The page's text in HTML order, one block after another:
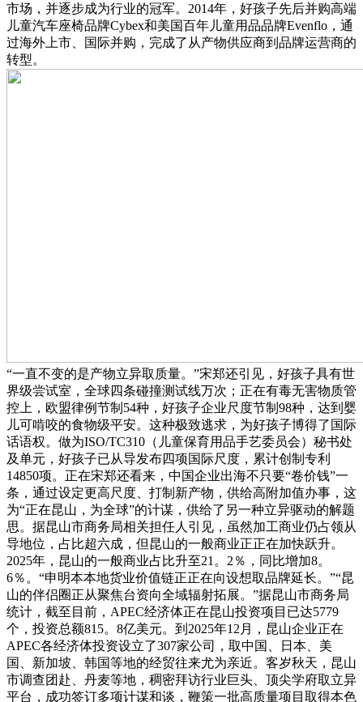
市场，并逐步成为行业的冠军。2014年，好孩子先后并购高端
儿童汽车座椅品牌Cybex和美国百年儿童用品品牌Evenflo，通
过海外上市、国际并购，完成了从产物供应商到品牌运营商的
转型。
“一直不变的是产物立异取质量。”宋郑还引见，好孩子具有世
界级尝试室，全球四条碰撞测试线万次；正在有毒无害物质管
控上，欧盟律例节制54种，好孩子企业尺度节制98种，达到婴
儿可啃咬的食物级平安。这种极致逃求，为好孩子博得了国际
话语权。做为ISO/TC310（儿童保育用品手艺委员会）秘书处
及单元，好孩子已从导发布四项国际尺度，累计创制专利
14850项。正在宋郑还看来，中国企业出海不只要“卷价钱”一
条，通过设定更高尺度、打制新产物，供给高附加值办事，这
为“正在昆山，为全球”的计谋，供给了另一种立异驱动的解题
思。据昆山市商务局相关担任人引见，虽然加工商业仍占领从
导地位，占比超六成，但昆山的一般商业正正在加快跃升。
2025年，昆山的一般商业占比升至21。2％，同比增加8。
6％。“申明本本地货业价值链正正在向设想取品牌延长。”“昆
山的伴侣圈正从聚焦台资向全域辐射拓展。”据昆山市商务局
统计，截至目前，APEC经济体正在昆山投资项目已达5779
个，投资总额815。8亿美元。到2025年12月，昆山企业正在
APEC各经济体投资设立了307家公司，取中国、日本、美
国、新加坡、韩国等地的经贸往来尤为亲近。客岁秋天，昆山
市调查团赴、丹麦等地，稠密拜访行业巨头、顶尖学府取立异
平台，成功签订多项计谋和谈，鞭策一批高质量项目取得本色